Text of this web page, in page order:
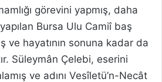
görevini yapmış, daha
Bursa Ulu Camiî baş
ve hayatının sonuna kadar da
Süleymân Çelebi, eserini
ve adını Vesîletü’n-Necât